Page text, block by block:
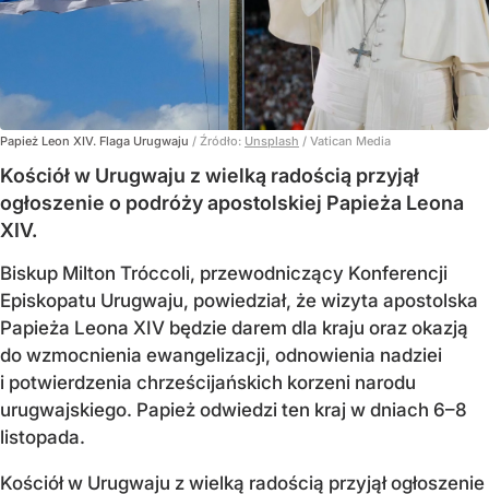
Papież Leon XIV. Flaga Urugwaju / Źródło: Unsplash / Vatican Media
Kościół w Urugwaju z wielką radością przyjął
ogłoszenie o podróży apostolskiej Papieża Leona
XIV.
Biskup Milton Tróccoli, przewodniczący Konferencji
Episkopatu Urugwaju, powiedział, że wizyta apostolska
Papieża Leona XIV będzie darem dla kraju oraz okazją
do wzmocnienia ewangelizacji, odnowienia nadziei
i potwierdzenia chrześcijańskich korzeni narodu
urugwajskiego. Papież odwiedzi ten kraj w dniach 6–8
listopada.
Kościół w Urugwaju z wielką radością przyjął ogłoszenie